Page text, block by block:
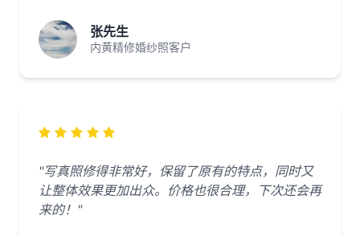
张先生
内黄精修婚纱照客户
"写真照修得非常好，保留了原有的特点，同时又
让整体效果更加出众。价格也很合理，下次还会再
来的！"